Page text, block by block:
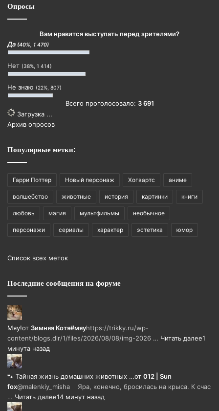
Опросы
Вам нравится выступать перед зрителями?
Да (40%, 1 470)
Нет (38%, 1 414)
Не знаю (22%, 807)
Всего проголосовало: 3 691
Загрузка ...
Архив опросов
Популярные метки:
Гарри Поттер Новый персонаж Хогвартс аниме
волшебство животные история картинки книги
любовь магия мультфильмы необычное
персонажи сериалы характер эстетика юмор
Список всех меток
Последние сообщения на форуме
Мяу!от Зимняя Котя#мяуhttps://trikky.ru/wp-
content/blogs.dir/1/files/2026/08/08/img-2026 … Читать далее1
минута назад
🐾 Тайная жизнь домашних животных …от 012 | Sun
fox@malenkiy_misha Яра, конечно, бросилась на крыса. К счас
… Читать далее14 минут назад